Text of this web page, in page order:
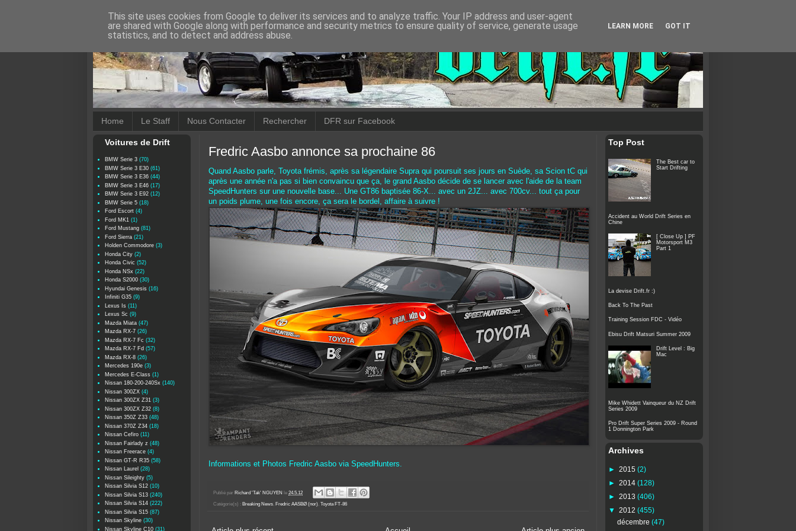
Home Le Staff Nous Contacter Rechercher DFR sur Facebook
Fredric Aasbo annonce sa prochaine 86
Quand Aasbo parle, Toyota frémis, après sa légendaire Supra qui poursuit ses jours en Suède, sa Scion tC qui
après une année n'a pas si bien convaincu que ça, le grand Aasbo décide de se lancer avec l'aide de la team
SpeedHunters sur une nouvelle base... Une GT86 baptisée 86-X... avec un 2JZ... avec 700cv... tout ça pour
un poids plume, une fois encore, ça sera le bordel, affaire à suivre !
Informations et Photos Fredric Aasbo via SpeedHunters.
Publié par Richard 'Tak' NGUYEN le 24.5.12
Catégorie(s) : Breaking News, Fredric AASBØ (nor), Toyota FT-86
Voitures de Drift
BMW Serie 3 (70)
BMW Serie 3 E30 (61)
BMW Serie 3 E36 (44)
BMW Serie 3 E46 (17)
BMW Serie 3 E92 (12)
BMW Serie 5 (18)
Ford Escort (4)
Ford MK1 (1)
Ford Mustang (81)
Ford Sierra (21)
Holden Commodore (3)
Honda City (2)
Honda Civic (52)
Honda NSx (22)
Honda S2000 (30)
Hyundai Genesis (16)
Infiniti G35 (9)
Lexus Is (11)
Lexus Sc (9)
Mazda Miata (47)
Mazda RX-7 (26)
Mazda RX-7 Fc (32)
Mazda RX-7 Fd (57)
Mazda RX-8 (26)
Mercedes 190e (3)
Mercedes E-Class (1)
Nissan 180-200-240Sx (140)
Nissan 300ZX (4)
Nissan 300ZX Z31 (3)
Nissan 300ZX Z32 (8)
Nissan 350Z Z33 (48)
Nissan 370Z Z34 (18)
Nissan Cefiro (11)
Nissan Fairlady z (48)
Nissan Freerace (4)
Nissan GT-R R35 (58)
Nissan Laurel (28)
Nissan Sileighty (5)
Nissan Silvia S12 (10)
Nissan Silvia S13 (240)
Nissan Silvia S14 (222)
Nissan Silvia S15 (87)
Nissan Skyline (30)
Nissan Skyline C10 (31)
Top Post
The Best car to
Start Drifting
Accident au World Drift Series en
Chine
[ Close Up ] PF
Motorsport M3
Part 1
La devise Drift.fr :)
Back To The Past
Training Session FDC - Vidéo
Ebisu Drift Matsuri Summer 2009
Drift Level : Big
Mac
Mike Whidett Vainqueur du NZ Drift
Series 2009
Pro Drift Super Series 2009 - Round
1 Donnington Park
Archives
► 2015 (2)
► 2014 (128)
► 2013 (406)
▼ 2012 (455)
décembre (47)
This site uses cookies from Google to deliver its services and to analyze traffic. Your IP address and user-agent
are shared with Google along with performance and security metrics to ensure quality of service, generate usage
statistics, and to detect and address abuse.
LEARN MORE GOT IT